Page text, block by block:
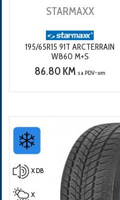
STARMAXX
195/65R15 91T ARCTERRAIN
W860 M+S
86.80 KM sa PDV-om
X DB
X